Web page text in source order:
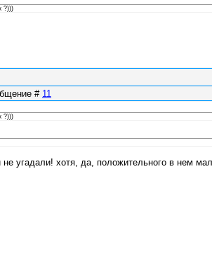
?)))
# 11
?)))
не угадали! хотя, да, положительного в нем